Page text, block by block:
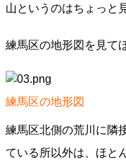
山というのはちょっと
練馬区の地形図を見て
練馬区の地形図
練馬区北側の荒川に隣
ている所以外は、ほと